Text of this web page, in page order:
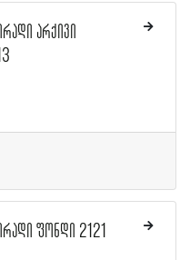
არქივი
2121